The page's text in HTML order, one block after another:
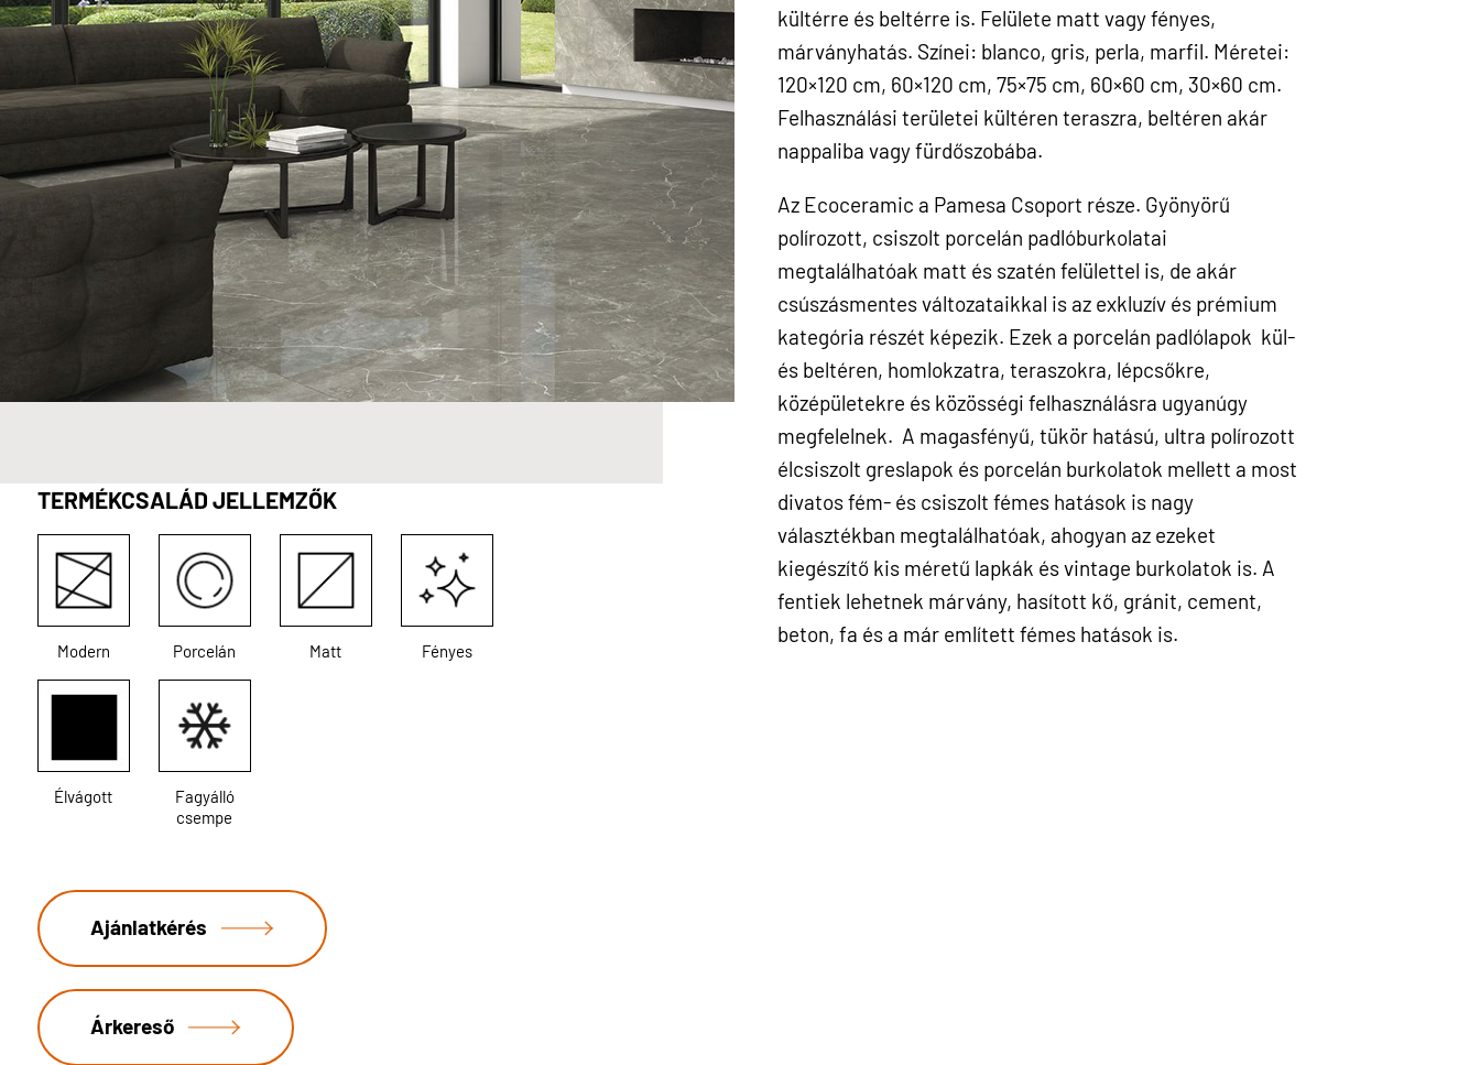
kültérre és beltérre is. Felülete matt vagy fényes,
márványhatás. Színei: blanco, gris, perla, marfil. Méretei:
120×120 cm, 60×120 cm, 75×75 cm, 60×60 cm, 30×60 cm.
Felhasználási területei kültéren teraszra, beltéren akár
nappaliba vagy fürdőszobába.
Az Ecoceramic a Pamesa Csoport része. Gyönyörű
polírozott, csiszolt porcelán padlóburkolatai
megtalálhatóak matt és szatén felülettel is, de akár
csúszásmentes változataikkal is az exkluzív és prémium
kategória részét képezik. Ezek a porcelán padlólapok kül-
és beltéren, homlokzatra, teraszokra, lépcsőkre,
középületekre és közösségi felhasználásra ugyanúgy
megfelelnek. A magasfényű, tükör hatású, ultra polírozott
élcsiszolt greslapok és porcelán burkolatok mellett a most
divatos fém- és csiszolt fémes hatások is nagy
választékban megtalálhatóak, ahogyan az ezeket
kiegészítő kis méretű lapkák és vintage burkolatok is. A
fentiek lehetnek márvány, hasított kő, gránit, cement,
beton, fa és a már említett fémes hatások is.
TERMÉKCSALÁD JELLEMZŐK
Modern Porcelán Matt Fényes
Élvágott
Fagyálló
csempe
Ajánlatkérés
Árkereső